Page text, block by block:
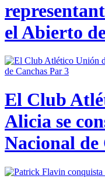
el Abierto
El Club
Alicia se
Nacional de